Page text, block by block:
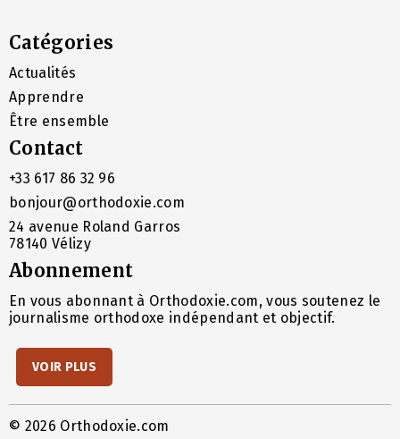
Catégories
Actualités
Apprendre
Être ensemble
Contact
+33 617 86 32 96
bonjour@orthodoxie.com
24 avenue Roland Garros
78140 Vélizy
Abonnement
En vous abonnant à Orthodoxie.com, vous soutenez le
journalisme orthodoxe indépendant et objectif.
VOIR PLUS
© 2026 Orthodoxie.com